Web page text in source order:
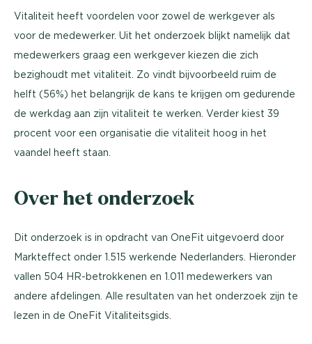
Vitaliteit heeft voordelen voor zowel de werkgever als
voor de medewerker. Uit het onderzoek blijkt namelijk dat
medewerkers graag een werkgever kiezen die zich
bezighoudt met vitaliteit. Zo vindt bijvoorbeeld ruim de
helft (56%) het belangrijk de kans te krijgen om gedurende
de werkdag aan zijn vitaliteit te werken. Verder kiest 39
procent voor een organisatie die vitaliteit hoog in het
vaandel heeft staan.
Over het onderzoek
Dit onderzoek is in opdracht van OneFit uitgevoerd door
Markteffect onder 1.515 werkende Nederlanders. Hieronder
vallen 504 HR-betrokkenen en 1.011 medewerkers van
andere afdelingen. Alle resultaten van het onderzoek zijn te
lezen in de OneFit Vitaliteitsgids.